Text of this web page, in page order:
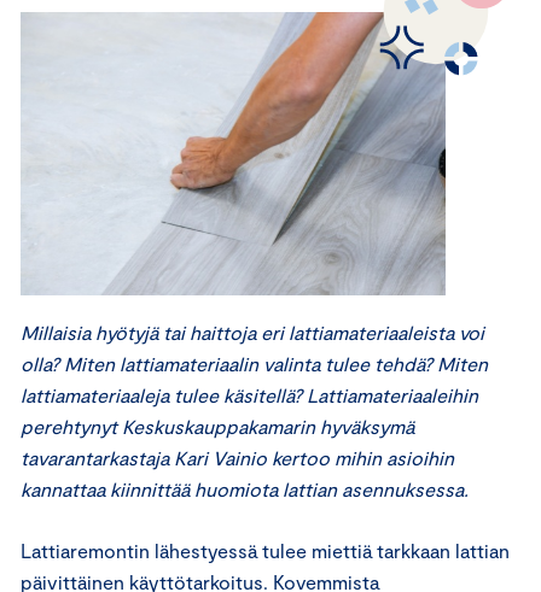
Millaisia hyötyjä tai haittoja eri lattiamateriaaleista voi
olla? Miten lattiamateriaalin valinta tulee tehdä? Miten
lattiamateriaaleja tulee käsitellä? Lattiamateriaaleihin
perehtynyt Keskuskauppakamarin hyväksymä
tavarantarkastaja Kari Vainio kertoo mihin asioihin
kannattaa kiinnittää huomiota lattian asennuksessa.
Lattiaremontin lähestyessä tulee miettiä tarkkaan lattian
päivittäinen käyttötarkoitus. Kovemmista